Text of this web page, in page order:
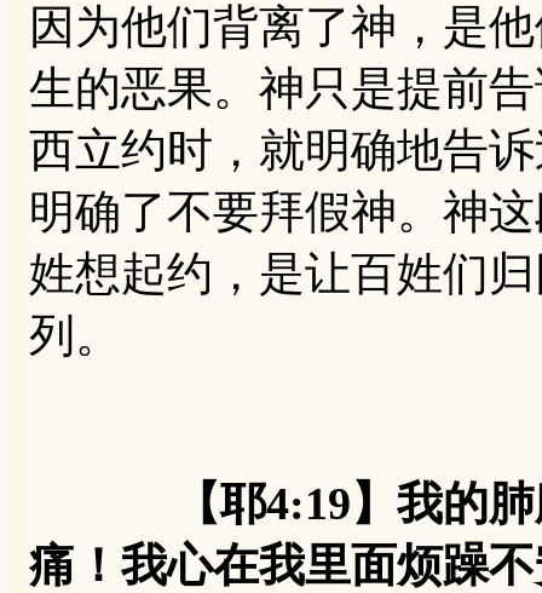
因为他们背离了神，是
生的恶果。神只是提前
西立约时，就明确地告
明确了不要拜假神。神
姓想起约，是让百姓们
列。
【耶4:19】我的
痛！我心在我里面烦躁